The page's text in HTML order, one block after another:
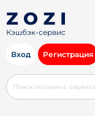
Кэшбэк-сервис
Вход Регистрация